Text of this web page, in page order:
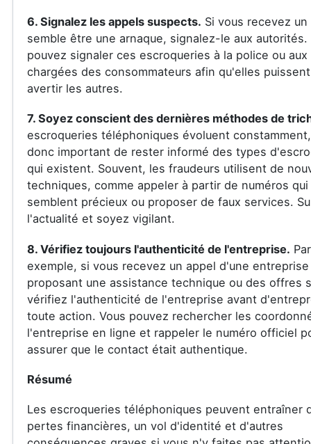
6. Signalez les appels suspects. Si vous recevez
semble être une arnaque, signalez-le aux autorités.
pouvez signaler ces escroqueries à la police ou
chargées des consommateurs afin qu'elles
avertir les autres.
7. Soyez conscient des dernières méthodes de
escroqueries téléphoniques évoluent
donc important de rester informé des types
qui existent. Souvent, les fraudeurs utilisent de
techniques, comme appeler à partir de numéros qui
semblent précieux ou proposer de faux services.
l'actualité et soyez vigilant.
8. Vérifiez toujours l'authenticité de l'entreprise. Par
exemple, si vous recevez un appel d'une entreprise
proposant une assistance technique ou des offres
vérifiez l'authenticité de l'entreprise avant
toute action. Vous pouvez rechercher les
l'entreprise en ligne et rappeler le numéro officiel
assurer que le contact était authentique.
Résumé
Les escroqueries téléphoniques peuvent entraîner
pertes financières, un vol d'identité et d'autres